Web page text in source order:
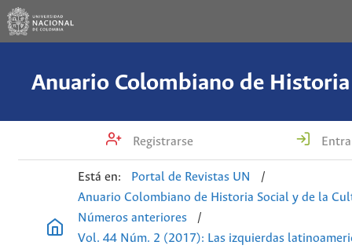
Registrarse
Está en: Portal de Revistas UN
/
Anuario Colombiano de Historia Social y de la
Números anteriores
/
Vol. 44 Núm. 2 (2017): Las izquierdas